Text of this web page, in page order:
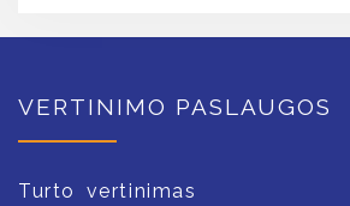
VERTINIMO PASLAUGOS
Turto vertinimas